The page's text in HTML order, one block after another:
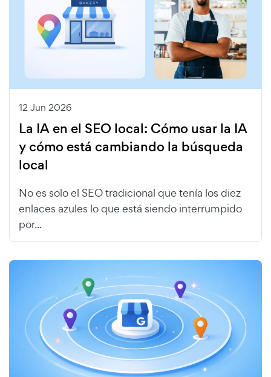
12 Jun 2026
La IA en el SEO local: Cómo usar la IA
y cómo está cambiando la búsqueda
local
No es solo el SEO tradicional que tenía los diez
enlaces azules lo que está siendo interrumpido
por...